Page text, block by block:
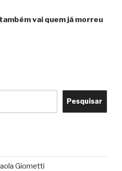
vai quem já morreu
Pesquisar
Giometti